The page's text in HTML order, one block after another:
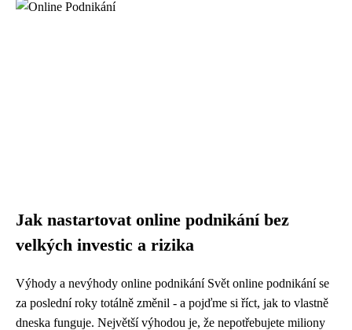
Jak nastartovat online podnikání bez
velkých investic a rizika
Výhody a nevýhody online podnikání Svět online podnikání se
za poslední roky totálně změnil - a pojďme si říct, jak to vlastně
dneska funguje. Největší výhodou je, že nepotřebujete miliony